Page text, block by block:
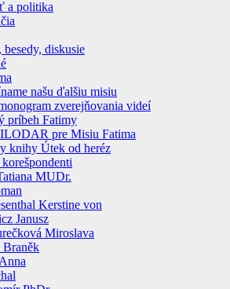
a politika
besedy, diskusie
našu ďalšiu misiu
zverejňovania videí
príbeh Fatimy
pre Misiu Fatima
knihy Útek od heréz
MUDr.
Kerstine von
Janusz
Miroslava